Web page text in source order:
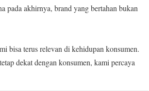
pada akhirnya, brand yang bertahan bukan
bisa terus relevan di kehidupan konsumen.
dekat dengan konsumen, kami percaya